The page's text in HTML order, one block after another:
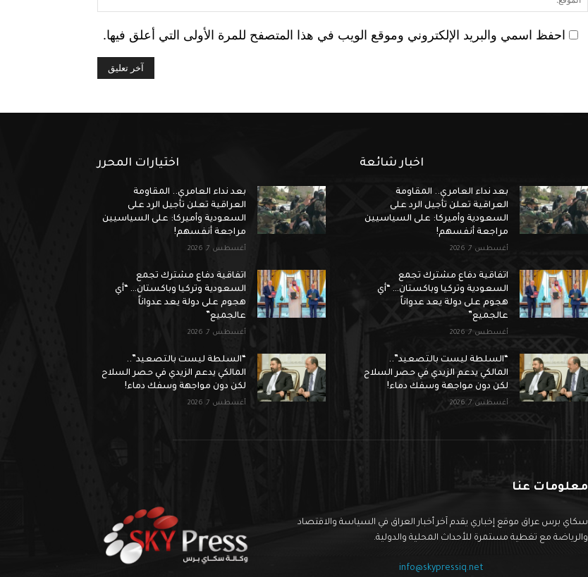
احفظ اسمي والبريد الإلكتروني وموقع الويب في هذا المتصفح للمرة الأولى التي أعلق فيها.
اختيارات المحرر
بعد نداء العامري.. المقاومة
العراقية تعلن تأجيل الرد على
السعودية وأميركا: على السياسيين
مراجعة أنفسهم!
أغسطس 7, 2026
اتفاقية دفاع مشترك تجمع
السعودية وتركيا وباكستان… “أي
هجوم على دولة يعد عدواناً
عالجميع”
أغسطس 7, 2026
“السلطة ليست بالتصعيد”..
المالكي يدعم الزيدي في حصر السلاح
لكن دون مواجهة وسفك دماء!
أغسطس 7, 2026
اخبار شائعة
بعد نداء العامري.. المقاومة
العراقية تعلن تأجيل الرد على
السعودية وأميركا: على السياسيين
مراجعة أنفسهم!
أغسطس 7, 2026
اتفاقية دفاع مشترك تجمع
السعودية وتركيا وباكستان… “أي
هجوم على دولة يعد عدواناً
عالجميع”
أغسطس 7, 2026
“السلطة ليست بالتصعيد”..
المالكي يدعم الزيدي في حصر السلاح
لكن دون مواجهة وسفك دماء!
أغسطس 7, 2026
معلومات عنا
سكاي برس عراق موقع إخباري يقدم آخر أخبار العراق في السياسة والاقتصاد
والرياضة مع تغطية مستمرة للأحداث المحلية والدولية.
info@skypressiq.net